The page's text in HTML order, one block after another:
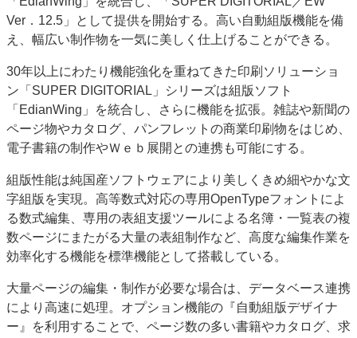
特集記事カテゴリー一覧
特集・デジタル印刷 アイデアで勝負！ ～多様なビジネス・多彩な商材～
2022 見える化・MIS特集
2022 検査・校正特集
特集・デジタル印刷 ～ 新成長軌道を描く
案内
JFPI印刷用語集 印刷機材年鑑
運営
会社案内
購読・購入申し込み
サイトポリシー
お問い合わせ
Ver．12.5」として提供を開始する。高い自動組版機能を備
え、幅広い制作物を一気に美しく仕上げることができる。
30年以上にわたり機能強化を重ねてきた印刷ソリューショ
ン「SUPER DIGITORIAL」シリーズは組版ソフト
「EdianWing」を統合し、さらに機能を拡張。雑誌や新聞の
ページ物やカタログ、パンフレットの商業印刷物をはじめ、
電子書籍の制作やＷｅｂ展開との連携も可能にする。
組版性能は純国産ソフトウェアにより美しくきめ細やかな文
字組版を実現。高等数式対応の専用OpenTypeフォントによ
る数式編集、専用の表組支援ツールによる名簿・一覧表の複
数ページにまたがる大量の表組制作など、高度な編集作業を
効率化する機能を標準機能として搭載している。
大量ページの編集・制作が必要な場合は、データベース連携
により高速に処理。オプション機能の『自動組版デザイナ
ー』を利用することで、ページ数の多い書籍やカタログ、求